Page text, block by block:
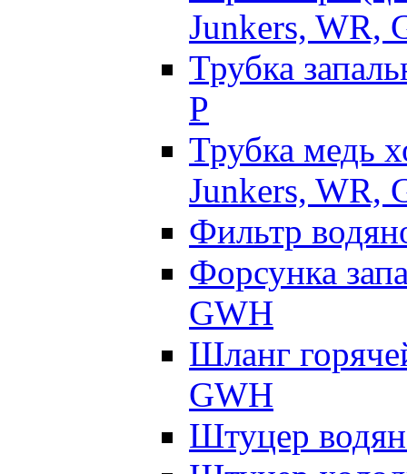
Junkers, WR,
Трубка
P
Трубка медь
Junkers, WR,
Фильтр
Форсунка
GWH
Шланг
GWH
Штуцер